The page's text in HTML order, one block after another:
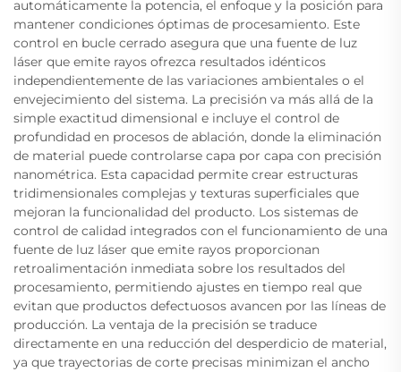
automáticamente la potencia, el enfoque y la posición para
mantener condiciones óptimas de procesamiento. Este
control en bucle cerrado asegura que una fuente de luz
láser que emite rayos ofrezca resultados idénticos
independientemente de las variaciones ambientales o el
envejecimiento del sistema. La precisión va más allá de la
simple exactitud dimensional e incluye el control de
profundidad en procesos de ablación, donde la eliminación
de material puede controlarse capa por capa con precisión
nanométrica. Esta capacidad permite crear estructuras
tridimensionales complejas y texturas superficiales que
mejoran la funcionalidad del producto. Los sistemas de
control de calidad integrados con el funcionamiento de una
fuente de luz láser que emite rayos proporcionan
retroalimentación inmediata sobre los resultados del
procesamiento, permitiendo ajustes en tiempo real que
evitan que productos defectuosos avancen por las líneas de
producción. La ventaja de la precisión se traduce
directamente en una reducción del desperdicio de material,
ya que trayectorias de corte precisas minimizan el ancho